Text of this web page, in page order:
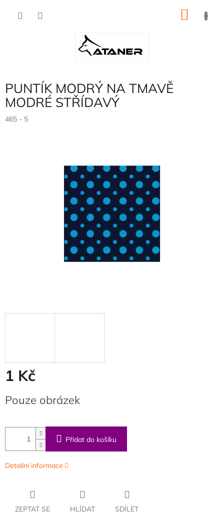
PUNTÍK MODRÝ NA TMAVĚ
MODRÉ STŘÍDAVÝ
465 - 5
1 Kč
cena:
Pouze obrázek
Přidat do košíku
Detailní informace
ZEPTAT SE HLÍDAT SDÍLET